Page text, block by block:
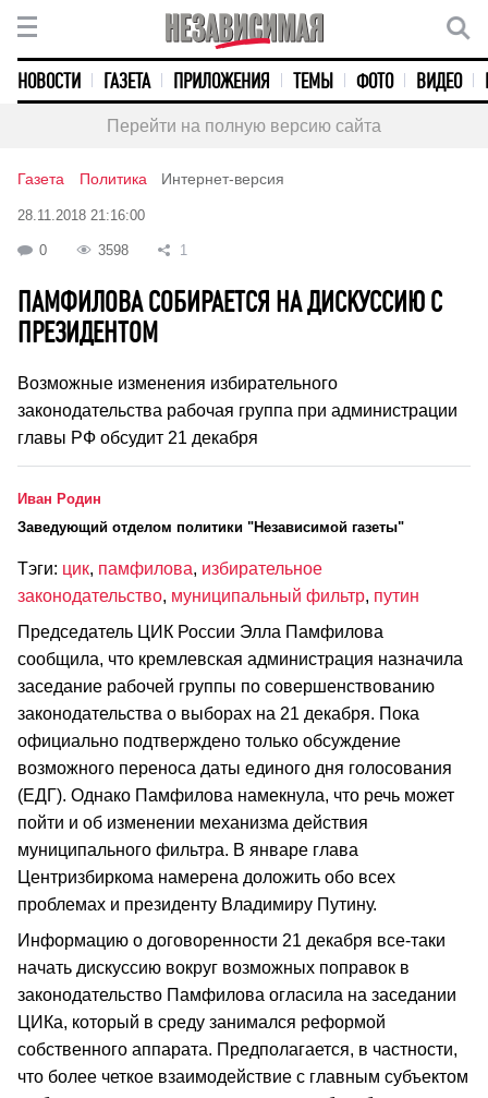
НОВОСТИ ГАЗЕТА ПРИЛОЖЕНИЯ ТЕМЫ ФОТО ВИДЕО
Перейти на полную версию сайта
Газета Политика Интернет-версия
28.11.2018 21:16:00
0 3598 1
ПАМФИЛОВА СОБИРАЕТСЯ НА ДИСКУССИЮ С
ПРЕЗИДЕНТОМ
Возможные изменения избирательного
законодательства рабочая группа при администрации
главы РФ обсудит 21 декабря
Иван Родин
Заведующий отделом политики "Независимой газеты"
Тэги: цик, памфилова, избирательное
законодательство, муниципальный фильтр, путин
Председатель ЦИК России Элла Памфилова
сообщила, что кремлевская администрация назначила
заседание рабочей группы по совершенствованию
законодательства о выборах на 21 декабря. Пока
официально подтверждено только обсуждение
возможного переноса даты единого дня голосования
(ЕДГ). Однако Памфилова намекнула, что речь может
пойти и об изменении механизма действия
муниципального фильтра. В январе глава
Центризбиркома намерена доложить обо всех
проблемах и президенту Владимиру Путину.
Информацию о договоренности 21 декабря все-таки
начать дискуссию вокруг возможных поправок в
законодательство Памфилова огласила на заседании
ЦИКа, который в среду занимался реформой
собственного аппарата. Предполагается, в частности,
что более четкое взаимодействие с главным субъектом